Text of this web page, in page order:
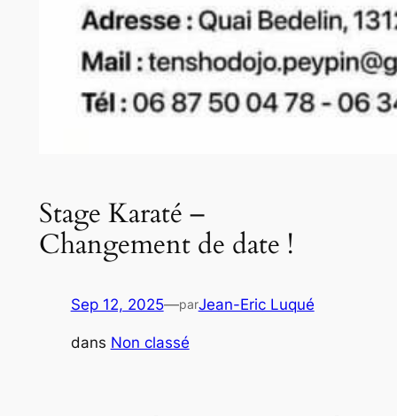
Stage Karaté –
Changement de date !
Sep 12, 2025—parJean-Eric Luqué
dans Non classé